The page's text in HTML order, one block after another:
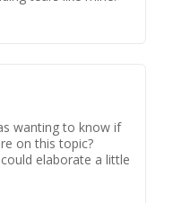
wanting to know if
on this topic?
elaborate a little